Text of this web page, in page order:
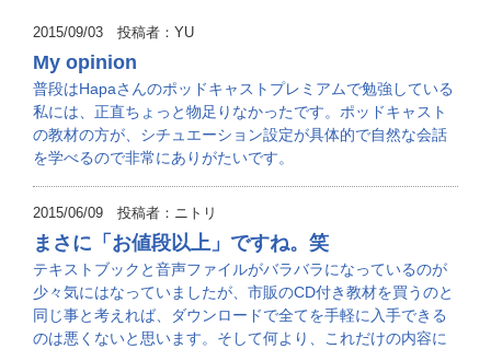
2015/09/03 投稿者：YU
My opinion
普段はHapaさんのポッドキャストプレミアムで勉強している
私には、正直ちょっと物足りなかったです。ポッドキャスト
の教材の方が、シチュエーション設定が具体的で自然な会話
を学べるので非常にありがたいです。
2015/06/09 投稿者：ニトリ
まさに「お値段以上」ですね。笑
テキストブックと音声ファイルがバラバラになっているのが
少々気にはなっていましたが、市販のCD付き教材を買うのと
同じ事と考えれば、ダウンロードで全てを手軽に入手できる
のは悪くないと思います。そして何より、これだけの内容に